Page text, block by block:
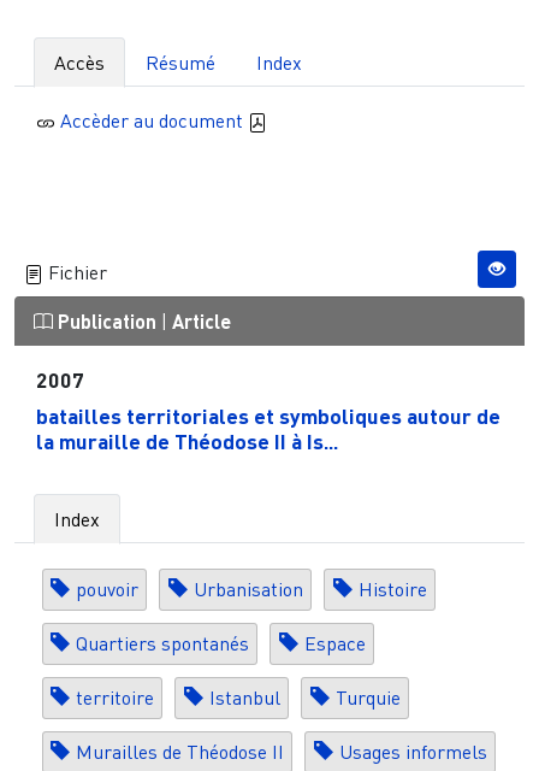
Accès Résumé Index
Accèder au document
Fichier
Publication Article
2007
batailles territoriales et symboliques autour de
la muraille de Théodose II à Is...
Index
pouvoir Urbanisation Histoire
Quartiers spontanés Espace
territoire Istanbul Turquie
Murailles de Théodose II Usages informels